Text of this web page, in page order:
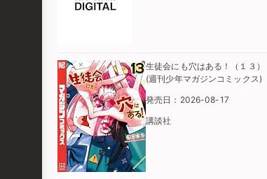
生徒会にも穴はある！（１３）
(週刊少年マガジンコミックス)
発売日：2026-08-17
講談社